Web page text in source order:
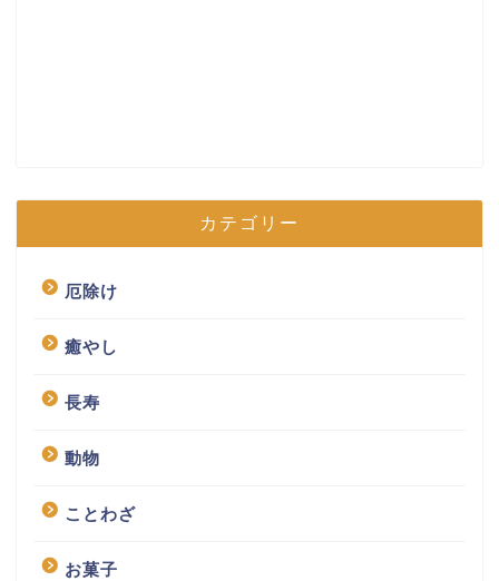
カテゴリー
厄除け
癒やし
長寿
動物
ことわざ
お菓子